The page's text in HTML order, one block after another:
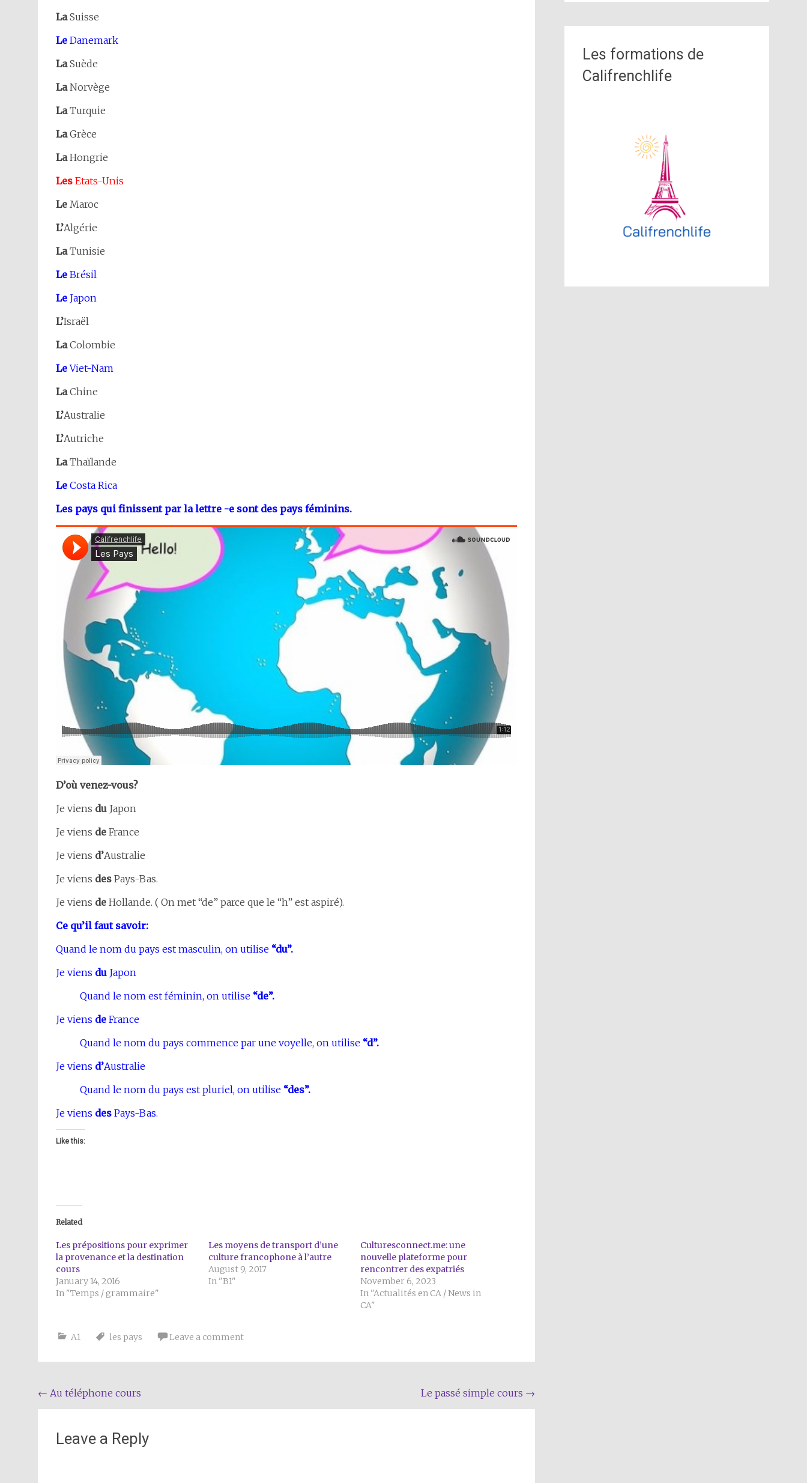
LaSuisse
Le Danemark
LaSuède
LaNorvège
LaTurquie
LaGrèce
LaHongrie
Les Etats-Unis
Le Maroc
L’Algérie
LaTunisie
Le Brésil
Le Japon
L’Israël
LaColombie
LeViet-Nam
LaChine
L’Australie
L’Autriche
LaThaïlande
Le Costa Rica
Les pays qui finissent par la lettre -e sont des pays féminins.
D’où venez-vous?
Je viens du Japon
Je viens de France
Je viens d’Australie
Je viens des Pays-Bas.
Je viens de Hollande. ( On met “de” parce que le “h” est aspiré).
Ce qu’il faut savoir:
Quand le nom du pays est masculin, on utilise “du”.
Je viens du Japon
Quand le nom est féminin, on utilise “de”.
Je viens de France
Quand le nom du pays commence par une voyelle, on utilise “d”.
Je viens d’Australie
Quand le nom du pays est pluriel, on utilise “des”.
Je viens des Pays-Bas.
Like this:
Related
Les prépositions pour exprimer
la provenance et la destination
cours
January 14, 2016
In "Temps / grammaire"
Les moyens de transport d’une
culture francophone à l’autre
August 9, 2017
In "B1"
Culturesconnect.me: une
nouvelle plateforme pour
rencontrer des expatriés
November 6, 2023
In "Actualités en CA / News in
CA"
A1 les pays Leave a comment
Post
navigation
← Au téléphone cours Le passé simple cours →
Leave a Reply
Les formations de
Califrenchlife